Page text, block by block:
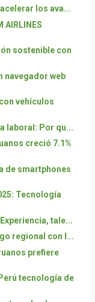
los ava...
AIRLINES
sostenible con
navegador web
vehículos
laboral: Por qu...
creció 7.1%
de smartphones
Tecnología
tale...
regional con l...
prefiere
tecnología de